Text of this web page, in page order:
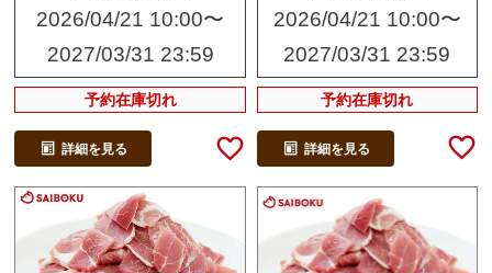
2026/04/21 10:00〜
2027/03/31 23:59
予約在庫切れ
詳細を見る
2026/04/21 10:00〜
2027/03/31 23:59
予約在庫切れ
詳細を見る